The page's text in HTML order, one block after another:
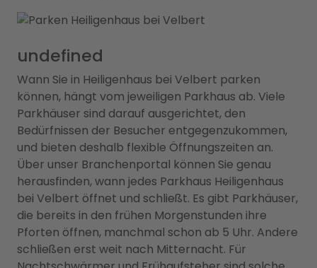
undefined
Wann Sie in Heiligenhaus bei Velbert parken
können, hängt vom jeweiligen Parkhaus ab. Viele
Parkhäuser sind darauf ausgerichtet, den
Bedürfnissen der Besucher entgegenzukommen,
und bieten deshalb flexible Öffnungszeiten an.
Über unser Branchenportal können Sie genau
herausfinden, wann jedes Parkhaus Heiligenhaus
bei Velbert öffnet und schließt. Es gibt Parkhäuser,
die bereits in den frühen Morgenstunden ihre
Pforten öffnen, manchmal schon ab 5 Uhr. Andere
schließen erst weit nach Mitternacht. Für